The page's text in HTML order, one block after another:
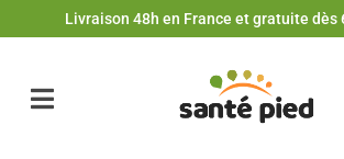
Livraison 48h en France et gratuite dès